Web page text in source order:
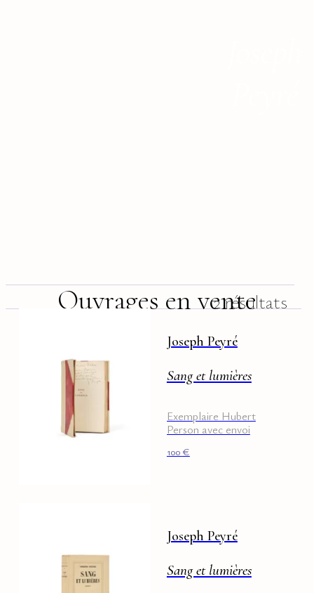
Ouvrages en vente
2 résultats
Joseph Peyré
Sang et lumières
Exemplaire Hubert
Person avec envoi
100€
Joseph Peyré
Sang et lumières